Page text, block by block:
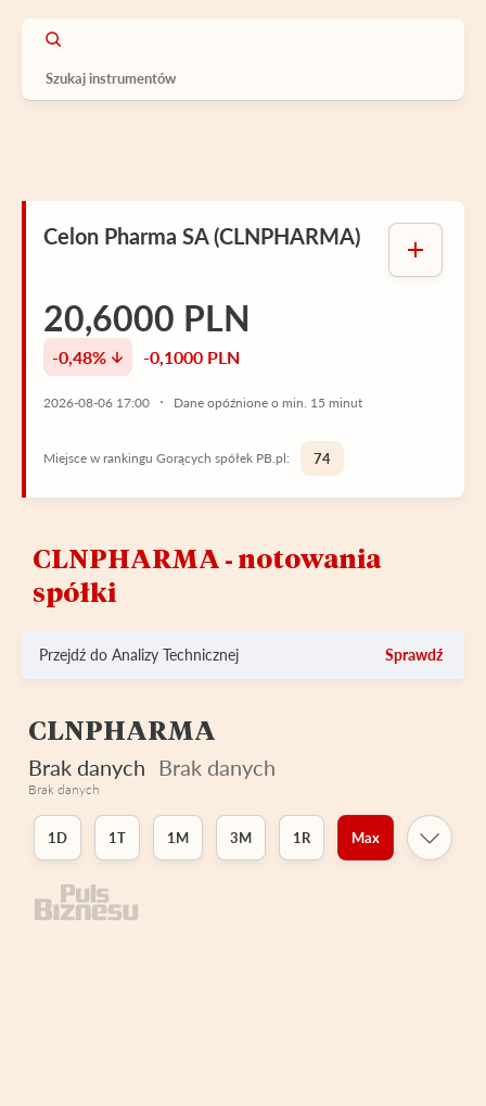
Celon Pharma SA (CLNPHARMA)
20,6000 PLN
-0,48% -0,1000 PLN
2026-08-06 17:00 Dane opóźnione o min. 15 minut
Miejsce w rankingu Gorących spółek PB.pl: 74
CLNPHARMA ‑ notowania
spółki
Przejdź do Analizy Technicznej Sprawdź
CLNPHARMA
Brak danych Brak danych
Brak danych
1D 1T 1M 3M 1R Max